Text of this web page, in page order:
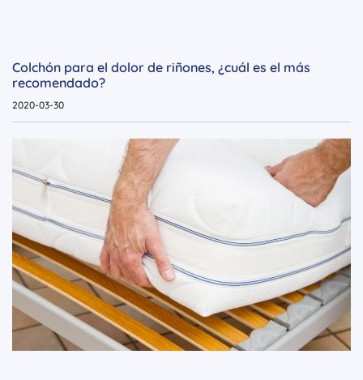
Colchón para el dolor de riñones, ¿cuál es el más
recomendado?
2020-03-30